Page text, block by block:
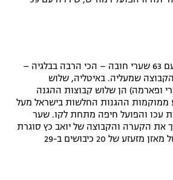
בבלגיה, ליארסה ירדה עם 63 שערי חובה – הכי הרבה בבלגיה –
שמעליה. באיטליה, שלוש
ופארמה) הן שלוש קבוצות ההגנה
ממוקמות ההגנות החלשות בישראל מעל
עכו והפועל חיפה מתחת לקו. שער
את הקערה והקבוצה של יואב כץ סוגרת
את הטבלה, אך ורק בשל מאזן מזעזע של 20 כיבושים ב-29